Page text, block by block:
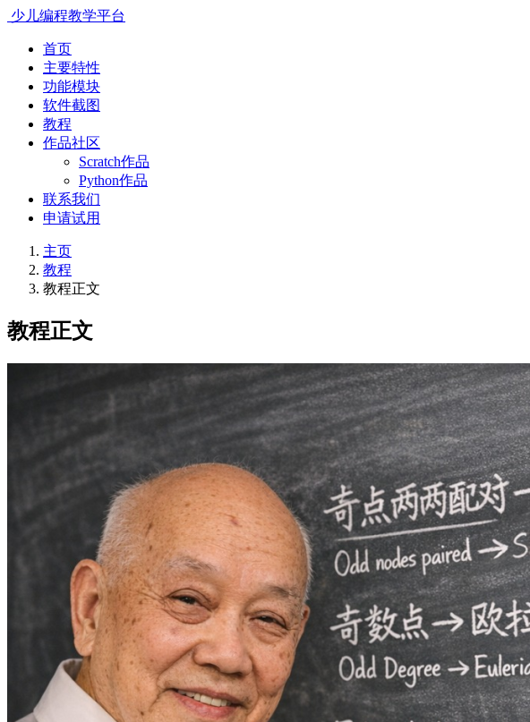
少儿编程教学平台
首页
主要特性
功能模块
软件截图
教程
作品社区
Scratch作品
Python作品
联系我们
申请试用
主页
教程
教程正文
教程正文